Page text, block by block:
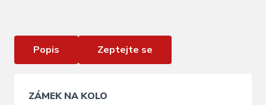
Popis Zeptejte se
ZÁMEK NA KOLO